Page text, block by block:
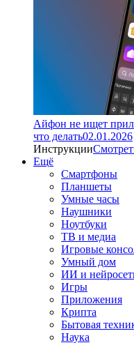
Айфон не ищет
что делать02.01.2026
Инструкции
Ещё
Смартфоны
Планшеты
Умные часы
Наушники
Ноутбуки
ТВ и медиа
Игровые
Умный дом
ИИ и
Игры
Приложения
Крипта
Бытовая
Наука